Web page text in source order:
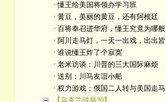
· 懂王给美国将领办学习班
· 黄豆，美丽的黄豆，还有阿根廷
· 百将奉召进华府，懂王究竟为哪般
· 阿川走马灯，一天一出戏，出出皆
· 谁说懂王炸了个寂寞
· 老米访谈：川普的三大国际麻烦
· 送别：川马友谊小船
· 权力游戏：俄国二人转与美国走马
【乌克兰战局20】